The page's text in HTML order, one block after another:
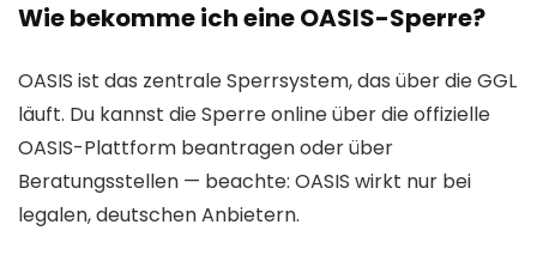
Wie bekomme ich eine OASIS-Sperre?
OASIS ist das zentrale Sperrsystem, das über die GGL
läuft. Du kannst die Sperre online über die offizielle
OASIS-Plattform beantragen oder über
Beratungsstellen — beachte: OASIS wirkt nur bei
legalen, deutschen Anbietern.